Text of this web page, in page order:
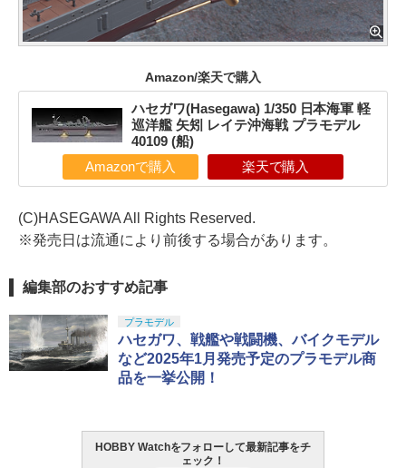
Amazon/楽天で購入
ハセガワ(Hasegawa) 1/350 日本海軍 軽
巡洋艦 矢矧 レイテ沖海戦 プラモデル
40109 (船)
Amazonで購入 楽天で購入
(C)HASEGAWA All Rights Reserved.
※発売日は流通により前後する場合があります。
編集部のおすすめ記事
プラモデル
ハセガワ、戦艦や戦闘機、バイクモデル
など2025年1月発売予定のプラモデル商
品を一挙公開！
HOBBY Watchをフォローして最新記事をチ
ェック！